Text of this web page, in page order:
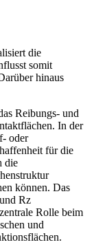
die
somit
hinaus
Reibungs- und
In der
oder
für die
die
können. Das
Rz
Rolle beim
und